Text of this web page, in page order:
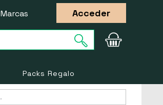
Marcas Acceder
Packs Regalo
.